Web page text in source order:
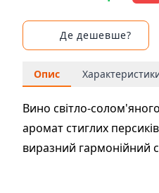
Де дешевше?
Опис
Вино світло-
аромат стиглих
виразний гармонійний